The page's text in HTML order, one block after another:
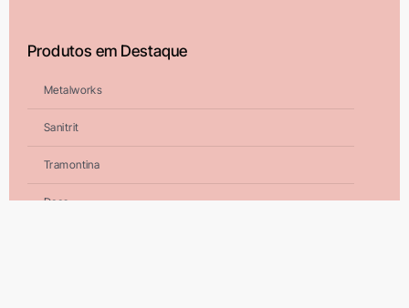
Produtos em Destaque
Metalworks
Sanitrit
Tramontina
Deca